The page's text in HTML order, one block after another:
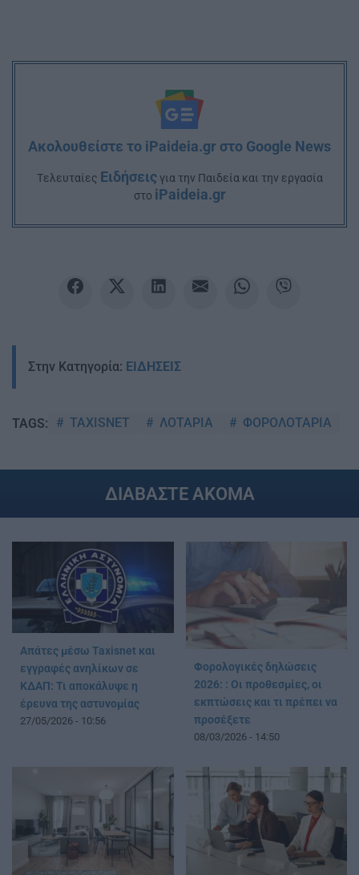
Ακολουθείστε το iPaideia.gr στο Google News
Tελευταίες Ειδήσειςγια την Παιδεία και την εργασία
στο iPaideia.gr
Στην Κατηγορία: ΕΙΔΗΣΕΙΣ
TAGS: TAXISNET ΛΟΤΑΡΙΑ ΦΟΡΟΛΟΤΑΡΙΑ
ΔΙΑΒΑΣΤΕ ΑΚΟΜΑ
Απάτες μέσω Taxisnet και
εγγραφές ανηλίκων σε
ΚΔΑΠ: Τι αποκάλυψε η
έρευνα της αστυνομίας
27/05/2026 - 10:56
Φορολογικές δηλώσεις
2026: : Οι προθεσμίες, οι
εκπτώσεις και τι πρέπει να
προσέξετε
08/03/2026 - 14:50